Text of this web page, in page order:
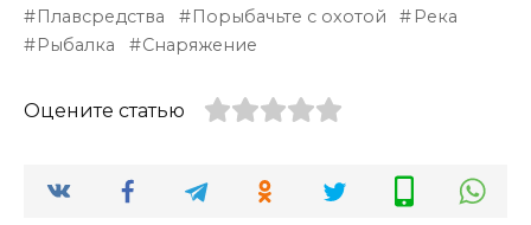
Плавсредства Порыбачьте с охотой
Река
Рыбалка
Снаряжение
Оцените статью